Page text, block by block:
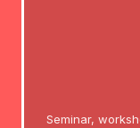
Seminar,